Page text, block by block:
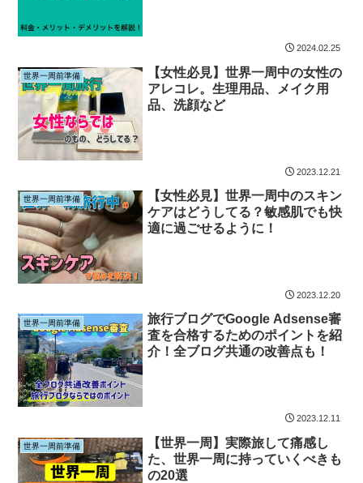
2024.02.25
世界一周前準備
【女性必見】世界一周中の女性の
アレコレ。生理用品、メイク用
品、洗顔など
2023.12.21
世界一周前準備
【女性必見】世界一周中のスキン
ケアはどうしてる？敏感肌でも快
適に過ごせるように！
2023.12.20
世界一周前準備
旅行ブログでGoogle Adsense審
査を合格するためのポイントを紹
介！全ブログ共通の改善点も！
2023.12.11
世界一周前準備
【世界一周】実際旅して痛感し
た、世界一周に持っていくべきも
の20選